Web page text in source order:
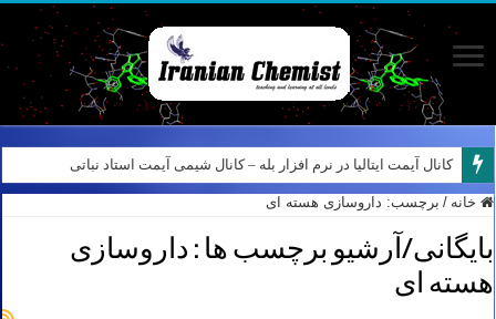
کانال آیمت ایتالیا در نرم افزار بله – کانال شیمی آیمت استاد نباتی
خانه / برچسب: داروسازی هسته ای
بایگانی/آرشیو برچسب ها : داروسازی
هسته ای